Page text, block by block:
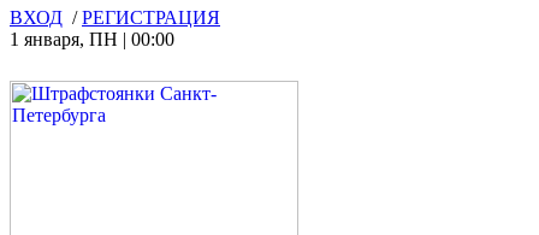
ВХОД /РЕГИСТРАЦИЯ
1 января, ПН | 00:00